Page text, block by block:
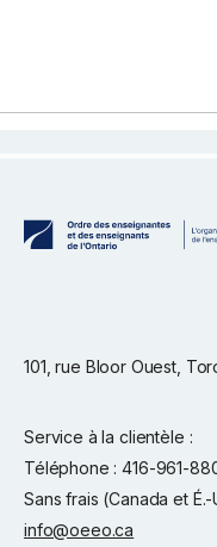
101, rue Bloor Ouest,
Service à la clientèle :
Téléphone : 416-961-
Sans frais (Canada et
info@oeeo.ca